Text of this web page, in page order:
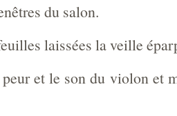
du salon.
laissées la veille
et le son du violon et